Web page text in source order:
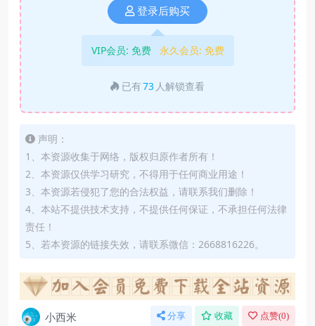
登录后购买
VIP会员: 免费 永久会员: 免费
已有73 人解锁查看
声明：
1、本资源收集于网络，版权归原作者所有！
2、本资源仅供学习研究，不得用于任何商业用途！
3、本资源若侵犯了您的合法权益，请联系我们删除！
4、本站不提供技术支持，不提供任何保证，不承担任何法律
责任！
5、若本资源的链接失效，请联系微信：2668816226。
小西米 分享 收藏 点赞(0)